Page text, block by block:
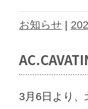
お知らせ |
3月6日より